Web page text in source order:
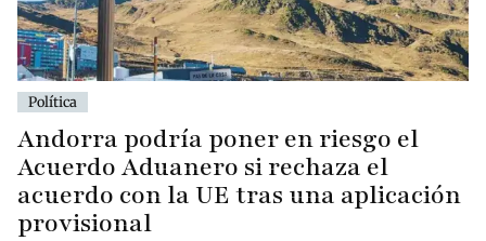
Política
Andorra podría poner en riesgo el
Acuerdo Aduanero si rechaza el
acuerdo con la UE tras una aplicación
provisional